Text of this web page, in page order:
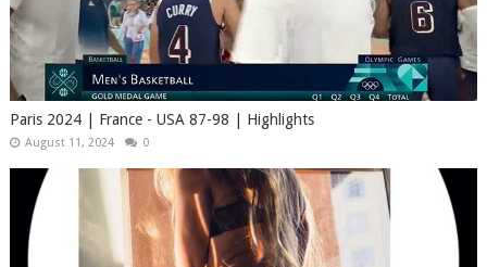
Paris 2024 | France - USA 87-98 | Highlights
August 11, 2024 0